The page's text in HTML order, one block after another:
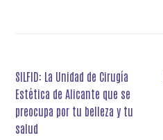
Navegación
de
entradas
SILFID: La Unidad de Cirugía
Estética de Alicante que se
preocupa por tu belleza y tu
salud